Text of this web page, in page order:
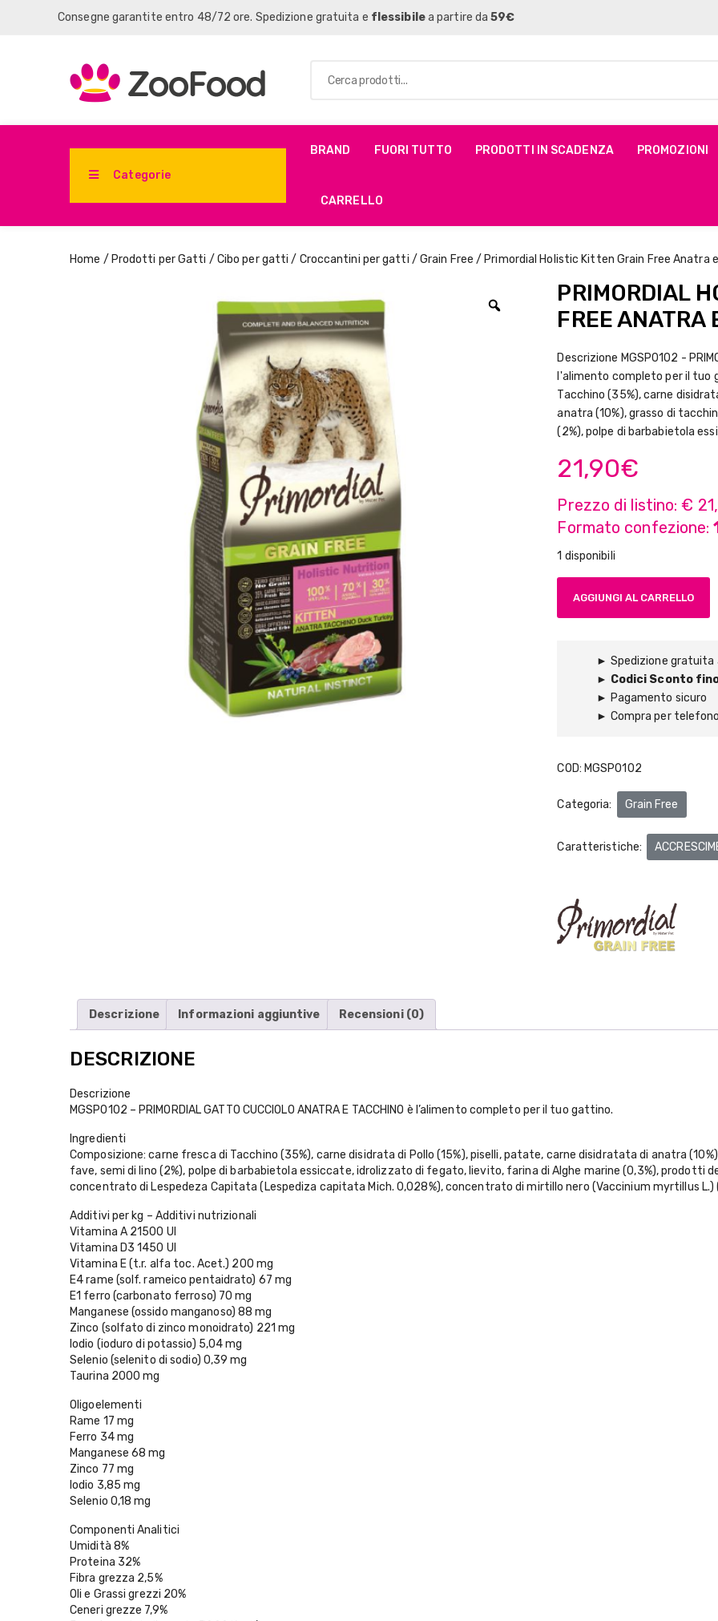
Consegne garantite entro 48/72 ore. Spedizione gratuita e flessibilea partire da59€
BRAND FUORI TUTTO PRODOTTI IN SCADENZA PROMOZIONI
CARRELLO
Categorie
Home / Prodotti per Gatti / Cibo per gatti / Croccantini per gatti / Grain Free / Primordial Holistic Kitten Grain Free Anatra
PRIMORDIAL
FREE ANATRA
Descrizione MGSP0102 -
l'alimento completo per il tuo
Tacchino (35%), carne
anatra (10%), grasso di
(2%), polpe di barbabietola
21,90€
Prezzo di listino: €
Formato confezione:
1 disponibili
AGGIUNGI AL CARRELLO
► Spedizione gratuita
► Codici Sconto
► Pagamento sicuro
► Compra per telefono
COD: MGSP0102
Categoria: Grain Free
Caratteristiche:
Descrizione Informazioni aggiuntive Recensioni (0)
DESCRIZIONE
Descrizione
MGSP0102 – PRIMORDIAL GATTO CUCCIOLO ANATRA E TACCHINO è l’alimento completo per il tuo gattino.
Ingredienti
Composizione: carne fresca di Tacchino (35%), carne disidrata di Pollo (15%), piselli, patate, carne disidratata di anatra
fave, semi di lino (2%), polpe di barbabietola essiccate, idrolizzato di fegato, lievito, farina di Alghe marine (0,3%), prodotti
concentrato di Lespedeza Capitata (Lespediza capitata Mich. 0,028%), concentrato di mirtillo nero (Vaccinium myrtillus L.)
Additivi per kg – Additivi nutrizionali
Vitamina A 21500 UI
Vitamina D3 1450 UI
Vitamina E (t.r. alfa toc. Acet.) 200 mg
E4 rame (solf. rameico pentaidrato) 67 mg
E1 ferro (carbonato ferroso) 70 mg
Manganese (ossido manganoso) 88 mg
Zinco (solfato di zinco monoidrato) 221 mg
Iodio (ioduro di potassio) 5,04 mg
Selenio (selenito di sodio) 0,39 mg
Taurina 2000 mg
Oligoelementi
Rame 17 mg
Ferro 34 mg
Manganese 68 mg
Zinco 77 mg
Iodio 3,85 mg
Selenio 0,18 mg
Componenti Analitici
Umidità 8%
Proteina 32%
Fibra grezza 2,5%
Oli e Grassi grezzi 20%
Ceneri grezze 7,9%